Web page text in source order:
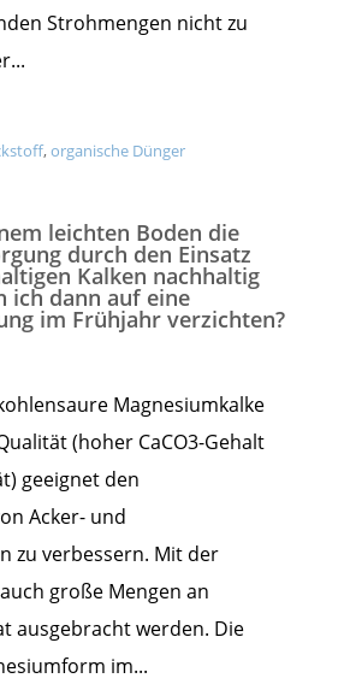
Strohmengen nicht zu
,organische Dünger
leichten Boden die
durch den Einsatz
Kalken nachhaltig
ich dann auf eine
im Frühjahr verzichten?
Magnesiumkalke
(hoher CaCO3-Gehalt
geeignet den
Acker- und
zu verbessern. Mit der
große Mengen an
ausgebracht werden. Die
im...